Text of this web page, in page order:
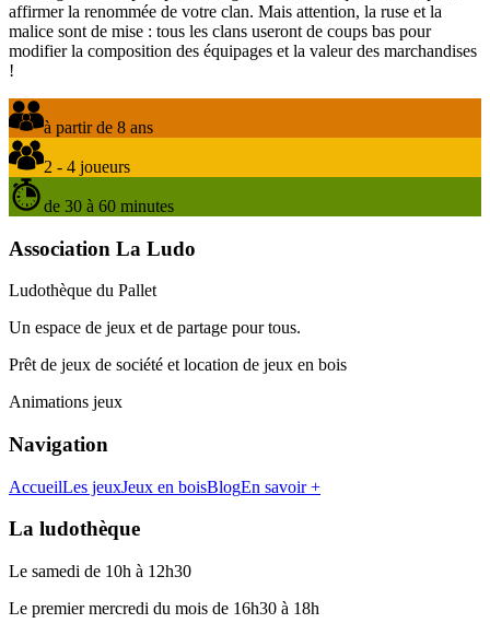
affirmer la renommée de votre clan. Mais attention, la ruse et la
malice sont de mise : tous les clans useront de coups bas pour
modifier la composition des équipages et la valeur des marchandises
!
à partir de 8 ans
2 - 4 joueurs
de 30 à 60 minutes
Association La Ludo
Ludothèque du Pallet
Un espace de jeux et de partage pour tous.
Prêt de jeux de société et location de jeux en bois
Animations jeux
Navigation
AccueilLes jeuxJeux en boisBlogEn savoir +
La ludothèque
Le samedi de 10h à 12h30
Le premier mercredi du mois de 16h30 à 18h